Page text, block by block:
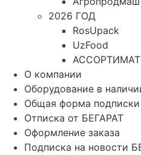
2026 ГОД
RosUpack
UzFood
О компании
Оборудование в
Общая форма подписки
Отписка от БЕГАРАТ
Оформление заказа
Подписка на новости